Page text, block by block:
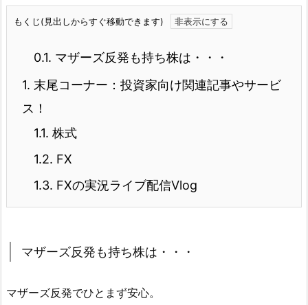
もくじ(見出しからすぐ移動できます)
0.1. マザーズ反発も持ち株は・・・
1. 末尾コーナー：投資家向け関連記事やサービ
ス！
1.1. 株式
1.2. FX
1.3. FXの実況ライブ配信Vlog
マザーズ反発も持ち株は・・・
マザーズ反発でひとまず安心。